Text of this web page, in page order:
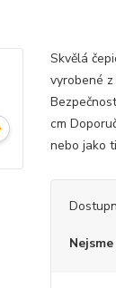
Skvělá
vyrobené
cm
nebo jako